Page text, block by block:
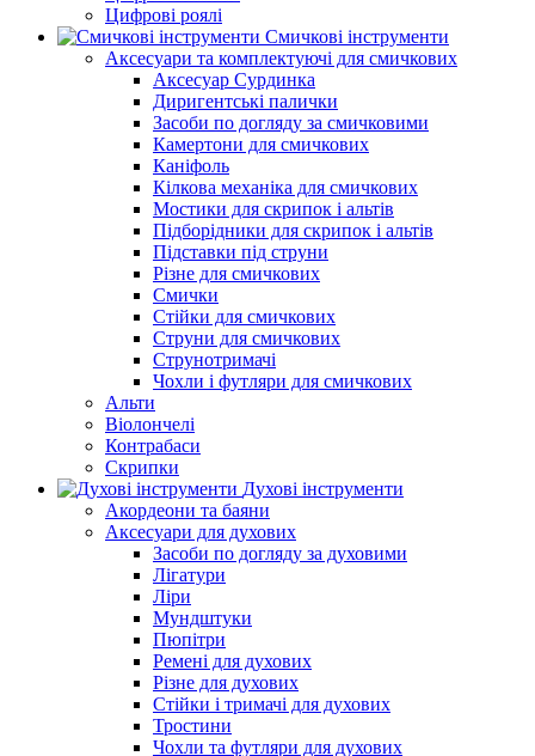
Цифрові роялі
Смичкові інструменти
Аксесуари та комплектуючі для смичкових
Аксесуар Сурдинка
Диригентські палички
Засоби по догляду за смичковими
Камертони для смичкових
Каніфоль
Кілкова механіка для смичкових
Мостики для скрипок і альтів
Підборiдники для скрипок і альтів
Підставки під струни
Різне для смичкових
Смички
Стійки для смичкових
Струни для смичкових
Струнотримачі
Чохли і футляри для смичкових
Альти
Віолончелі
Контрабаси
Скрипки
Духові інструменти
Акордеони та баяни
Аксесуари для духових
Засоби по догляду за духовими
Лігатури
Ліри
Мундштуки
Пюпітри
Ремені для духових
Різне для духових
Стійки і тримачі для духових
Тростини
Чохли та футляри для духових